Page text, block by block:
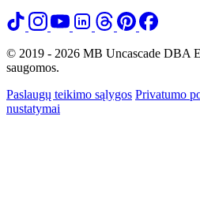
© 2019 - 2026 MB Uncascade DBA
saugomos.
Paslaugų teikimo sąlygos Privatumo
nustatymai